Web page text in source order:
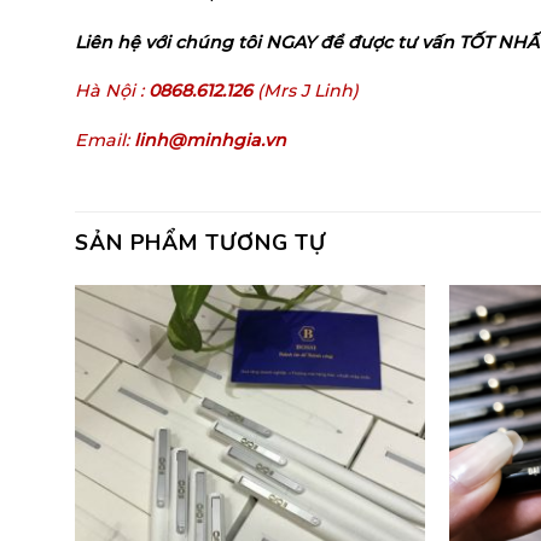
Liên hệ với chúng tôi NGAY để được tư vấn TỐT
Hà Nội :0868.612.126(Mrs J Linh)
Email:linh@minhgia.vn
SẢN PHẨM TƯƠNG TỰ